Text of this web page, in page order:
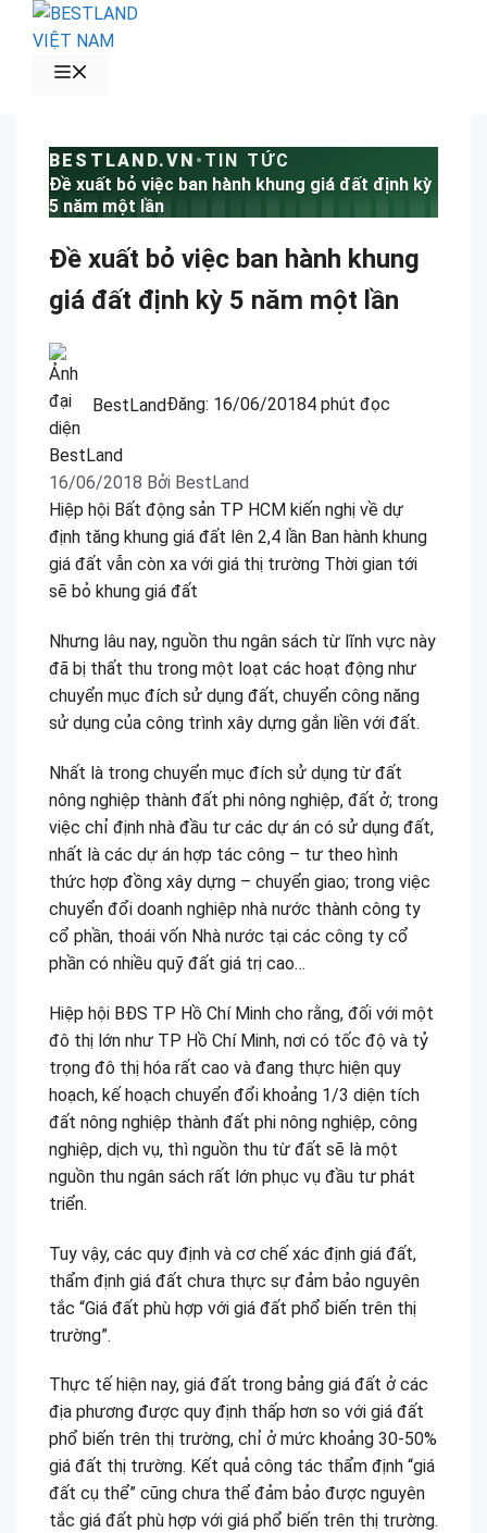
Chuyển
BESTLAND.VN • TIN TỨC
Đề xuất bỏ việc ban hành khung giá đất định kỳ
5 năm một lần
Đề xuất bỏ việc ban hành khung
giá đất định kỳ 5 năm một lần
BestLandĐăng: 16/06/20184 phút đọc
16/06/2018 Bởi BestLand
Hiệp hội Bất động sản TP HCM kiến nghị về dự
định tăng khung giá đất lên 2,4 lần Ban hành khung
giá đất vẫn còn xa với giá thị trường Thời gian tới
sẽ bỏ khung giá đất
Nhưng lâu nay, nguồn thu ngân sách từ lĩnh vực này
đã bị thất thu trong một loạt các hoạt động như
chuyển mục đích sử dụng đất, chuyển công năng
sử dụng của công trình xây dựng gắn liền với đất.
Nhất là trong chuyển mục đích sử dụng từ đất
nông nghiệp thành đất phi nông nghiệp, đất ở; trong
việc chỉ định nhà đầu tư các dự án có sử dụng đất,
nhất là các dự án hợp tác công – tư theo hình
thức hợp đồng xây dựng – chuyển giao; trong việc
chuyển đổi doanh nghiệp nhà nước thành công ty
cổ phần, thoái vốn Nhà nước tại các công ty cổ
phần có nhiều quỹ đất giá trị cao…
Hiệp hội BĐS TP Hồ Chí Minh cho rằng, đối với một
đô thị lớn như TP Hồ Chí Minh, nơi có tốc độ và tỷ
trọng đô thị hóa rất cao và đang thực hiện quy
hoạch, kế hoạch chuyển đổi khoảng 1/3 diện tích
đất nông nghiệp thành đất phi nông nghiệp, công
nghiệp, dịch vụ, thì nguồn thu từ đất sẽ là một
nguồn thu ngân sách rất lớn phục vụ đầu tư phát
triển.
Tuy vậy, các quy định và cơ chế xác định giá đất,
thẩm định giá đất chưa thực sự đảm bảo nguyên
tắc “Giá đất phù hợp với giá đất phổ biến trên thị
trường”.
Thực tế hiện nay, giá đất trong bảng giá đất ở các
địa phương được quy định thấp hơn so với giá đất
phổ biến trên thị trường, chỉ ở mức khoảng 30-50%
giá đất thị trường. Kết quả công tác thẩm định “giá
đất cụ thể” cũng chưa thể đảm bảo được nguyên
tắc giá đất phù hợp với giá phổ biến trên thị trường.